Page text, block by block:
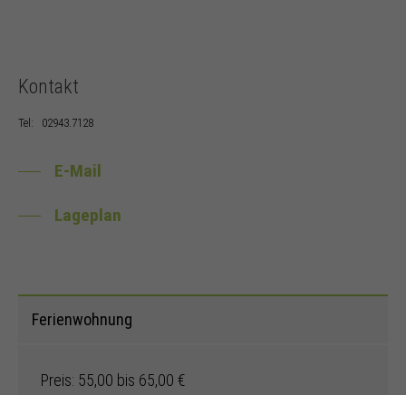
Kontakt
Tel: 02943.7128
E-Mail
Lageplan
Ferienwohnung
Preis: 55,00 bis 65,00 €